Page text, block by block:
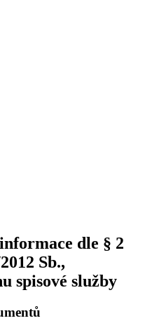
dle § 2
Sb.,
spisové služby